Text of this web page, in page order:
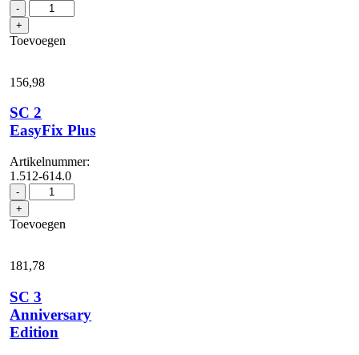
-
2
EasyFix
aantal
+
Toevoegen
156,98
SC 2
EasyFix Plus
Artikelnummer:
1.512-614.0
-
2
EasyFix
Plus
+
Toevoegen
181,78
SC 3
Anniversary
Edition